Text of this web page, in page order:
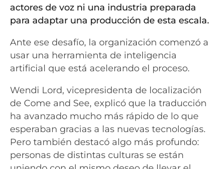
actores de voz ni una industria preparada
para adaptar una producción de esta escala.
Ante ese desafío, la organización comenzó a
usar una herramienta de inteligencia
artificial que está acelerando el proceso.
Wendi Lord, vicepresidenta de localización
de Come and See, explicó que la traducción
ha avanzado mucho más rápido de lo que
esperaban gracias a las nuevas tecnologías.
Pero también destacó algo más profundo:
personas de distintas culturas se están